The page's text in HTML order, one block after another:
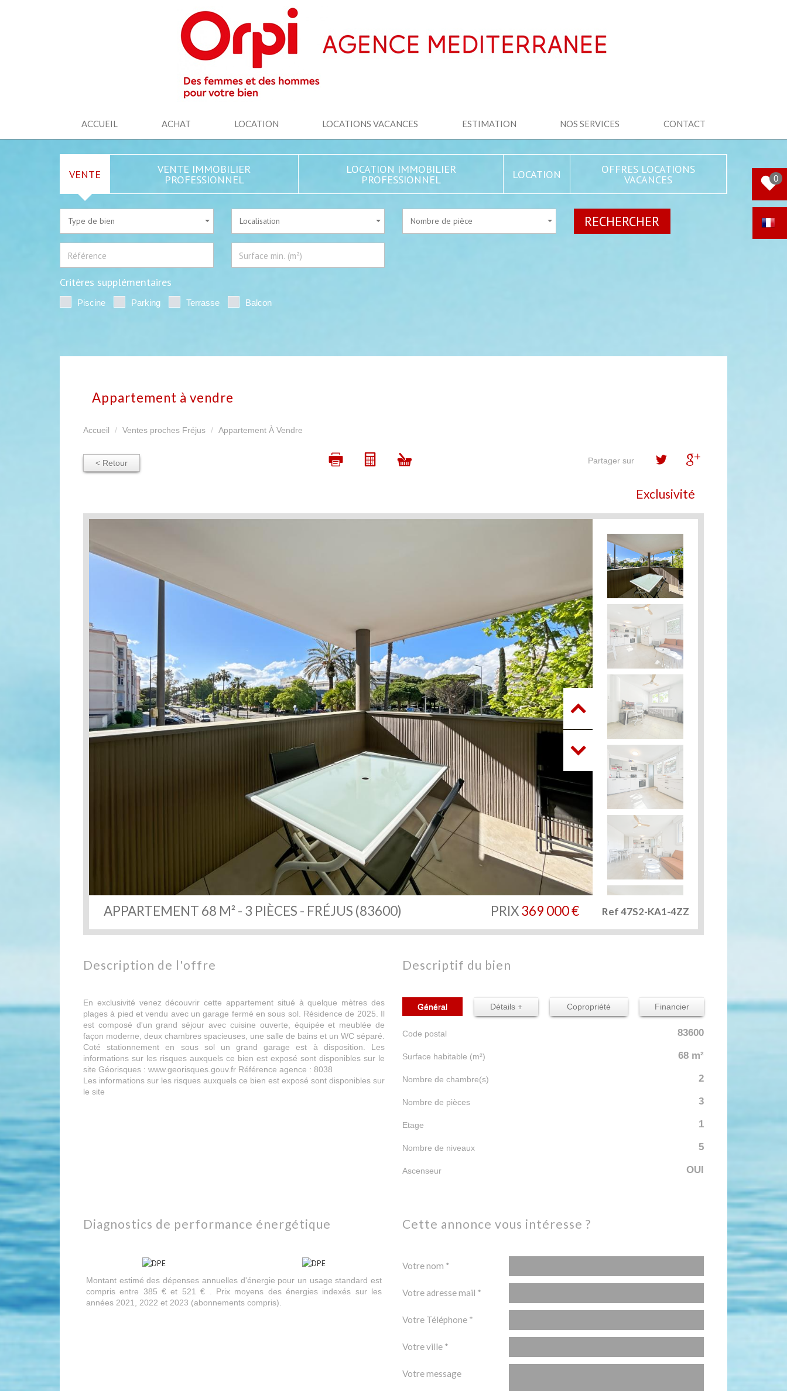
ACCUEIL ACHAT LOCATION LOCATIONS VACANCES ESTIMATION NOS SERVICES CONTACT
0
VENTE VENTE IMMOBILIER
PROFESSIONNEL
LOCATION IMMOBILIER
PROFESSIONNEL LOCATION OFFRES LOCATIONS
VACANCES
Type de bien Localisation Nombre de pièce RECHERCHER
Critères supplémentaires
Piscine Parking Terrasse Balcon
appartement à vendre
Accueil Ventes proches Fréjus Appartement À Vendre
< Retour Partager sur
Exclusivité
APPARTEMENT 68 M² - 3 PIÈCES - FRÉJUS (83600) PRIX369 000€ Ref 47S2-KA1-4ZZ
description de l'offre
En exclusivité venez découvrir cette appartement situé à quelque mètres des
plages à pied et vendu avec un garage fermé en sous sol. Résidence de 2025. Il
est composé d'un grand séjour avec cuisine ouverte, équipée et meublée de
façon moderne, deux chambres spacieuses, une salle de bains et un WC séparé.
Coté stationnement en sous sol un grand garage est à disposition. Les
informations sur les risques auxquels ce bien est exposé sont disponibles sur le
site Géorisques : www.georisques.gouv.fr Référence agence : 8038
Les informations sur les risques auxquels ce bien est exposé sont disponibles sur
le site
descriptif du bien
Général Détails + Copropriété Financier
Code postal 83600
Surface habitable (m²) 68 m²
Nombre de chambre(s) 2
Nombre de pièces 3
Etage 1
Nombre de niveaux 5
Ascenseur OUI
diagnostics de performance énergétique
Montant estimé des dépenses annuelles d'énergie pour un usage standard est
compris entre 385 € et 521 € . Prix moyens des énergies indexés sur les
années 2021, 2022 et 2023 (abonnements compris).
cette annonce vous intéresse ?
Votre nom *
Votre adresse mail *
Votre Téléphone *
Votre ville *
Votre message